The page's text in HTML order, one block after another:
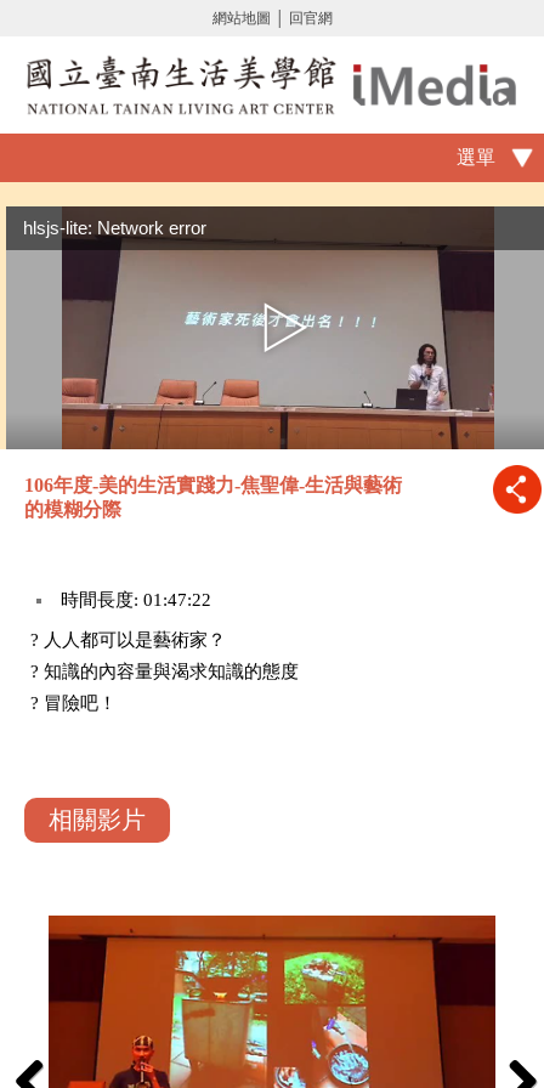
網站地圖 回官網
選單
hlsjs-lite: Network error
106年度-美的生活實踐力-焦聖偉-生活與藝術
的模糊分際
時間長度: 01:47:22
? 人人都可以是藝術家？
? 知識的內容量與渴求知識的態度
? 冒險吧！
相關影片